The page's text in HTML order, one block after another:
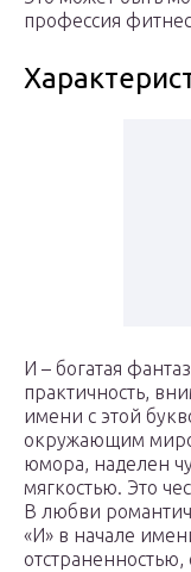
профессия
И – богатая
практичность,
имени с этой
окружающим
юмора, наделен
мягкостью. Это
В любви
«И» в начале